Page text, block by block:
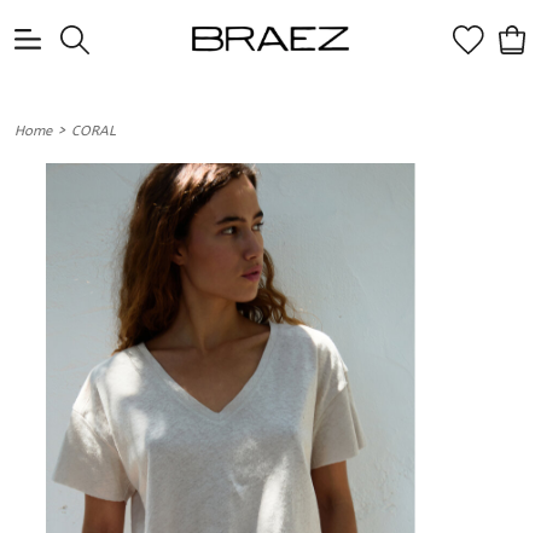
Home> CORAL